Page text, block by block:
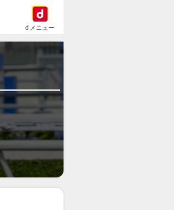
dメニュー